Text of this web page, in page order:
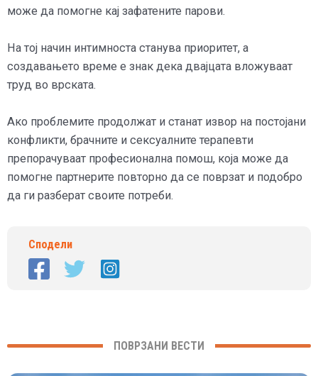
може да помогне кај зафатените парови.
На тој начин интимноста станува приоритет, а
создавањето време е знак дека двајцата вложуваат
труд во врската.
Ако проблемите продолжат и станат извор на постојани
конфликти, брачните и сексуалните терапевти
препорачуваат професионална помош, која може да
помогне партнерите повторно да се поврзат и подобро
да ги разберат своите потреби.
Сподели
ПОВРЗАНИ ВЕСТИ